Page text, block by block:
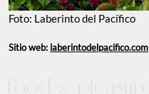
Foto: Laberinto del Pacífico
Sitio web: laberintodelpacifico.com